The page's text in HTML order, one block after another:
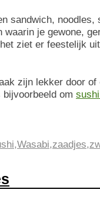
sandwich,
je gewone,
ziet er feestelijk
zijn lekker door
om
,Wasabi,zaadjes,